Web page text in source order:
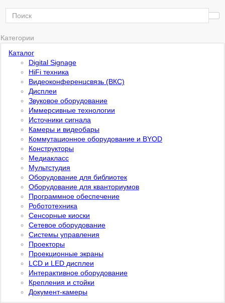
Категории
Каталог
Digital Signage
HiFi техника
Видеоконференцсвязь (ВКС)
Дисплеи
Звуковое оборудование
Иммерсивные технологии
Источники сигнала
Камеры и видеобары
Коммутационное оборудование и BYOD
Конструкторы
Медиакласс
Мультстудия
Оборудование для библиотек
Оборудование для кванториумов
Программное обеспечение
Робототехника
Сенсорные киоски
Сетевое оборудование
Системы управления
Проекторы
Проекционные экраны
LCD и LED дисплеи
Интерактивное оборудование
Крепления и стойки
Документ-камеры